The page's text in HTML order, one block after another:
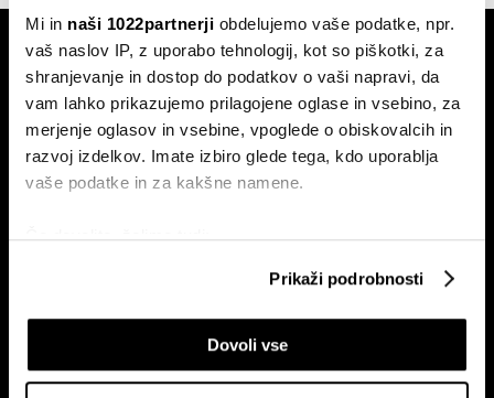
Mi in naši 1022partnerji obdelujemo vaše podatke, npr.
vaš naslov IP, z uporabo tehnologij, kot so piškotki, za
shranjevanje in dostop do podatkov o vaši napravi, da
vam lahko prikazujemo prilagojene oglase in vsebino, za
merjenje oglasov in vsebine, vpoglede o obiskovalcih in
razvoj izdelkov. Imate izbiro glede tega, kdo uporablja
vaše podatke in za kakšne namene.
Če dovolite, želimo tudi:
Zbirati informacije o vaši geografski lokaciji, ki so
Identificirati napravo z aktivnim preverjanjem
lastnosti (odčitavanje prstnih odtisov)
Poglejte si še, kako se obdelujejo vaši osebni podatki in
Prikaži podrobnosti
Dovoli vse
Finančni trgi
Videos
Bloomberg Adria dogodki